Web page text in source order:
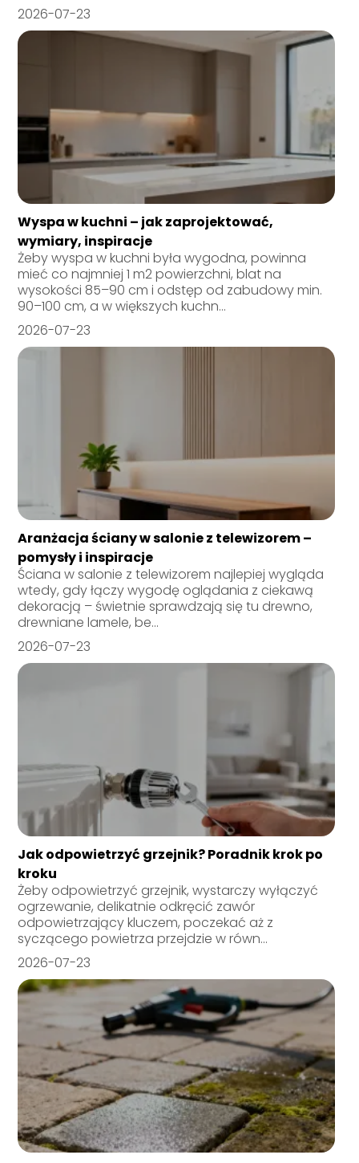
2026-07-23
Wyspa w kuchni – jak zaprojektować,
wymiary, inspiracje
Żeby wyspa w kuchni była wygodna, powinna
mieć co najmniej 1 m2 powierzchni, blat na
wysokości 85–90 cm i odstęp od zabudowy min.
90–100 cm, a w większych kuchn...
2026-07-23
Aranżacja ściany w salonie z telewizorem –
pomysły i inspiracje
Ściana w salonie z telewizorem najlepiej wygląda
wtedy, gdy łączy wygodę oglądania z ciekawą
dekoracją – świetnie sprawdzają się tu drewno,
drewniane lamele, be...
2026-07-23
Jak odpowietrzyć grzejnik? Poradnik krok po
kroku
Żeby odpowietrzyć grzejnik, wystarczy wyłączyć
ogrzewanie, delikatnie odkręcić zawór
odpowietrzający kluczem, poczekać aż z
syczącego powietrza przejdzie w równ...
2026-07-23